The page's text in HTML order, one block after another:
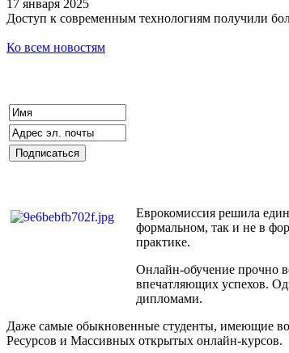
17 января 2025
Доступ к современным технологиям получили
Ко всем новостям
Еврокомиссия решила
формальном, так и не в
практике.
Онлайн-обучение прочно
впечатляющих успехов.
дипломами.
Даже самые обыкновенные студенты, имеющие
Ресурсов и Массивных открытых онлайн-курсов.